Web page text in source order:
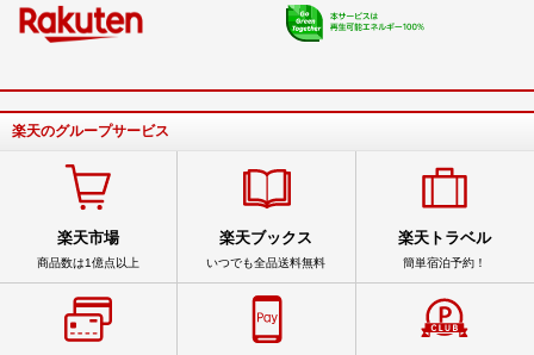
楽天のグループサービス
楽天市場
商品数は1億点以上
楽天ブックス
いつでも全品送料無料
楽天トラベル
簡単宿泊予約！